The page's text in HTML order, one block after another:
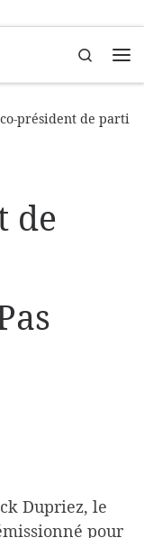
Search
président de parti
de
Dupriez, le
pour